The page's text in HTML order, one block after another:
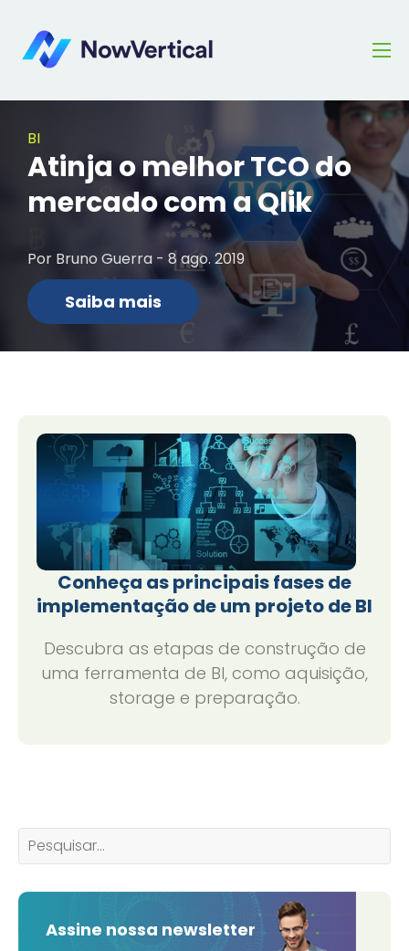
BI
Atinja o melhor TCO do
mercado com a Qlik
Por Bruno Guerra - 8 ago. 2019
Saiba mais
Conheça as principais fases de
implementação de um projeto de BI
Descubra as etapas de construção de
uma ferramenta de BI, como aquisição,
storage e preparação.
Assine nossa newsletter